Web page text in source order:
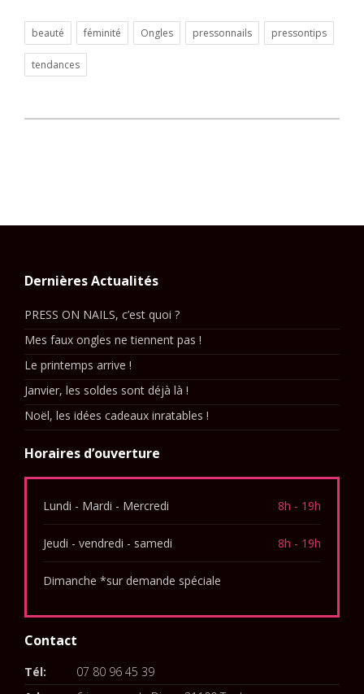
beauté féminité Ongles pressonnails pressontips
tendances
Dernières Actualités
PRESS ON NAILS, c’est quoi ?
Mes faux ongles ne tiennent pas !
Le printemps arrive !
Janvier, les soldes sont déjà là !
Noël, les idées cadeaux inratables !
Horaires d’ouverture
Lundi - Mardi - Mercredi 8h - 19h
Jeudi - vendredi - samedi 8h - 19h
Dimanche *sur demande spéciale
Contact
Tél:
07 80 96 45 39